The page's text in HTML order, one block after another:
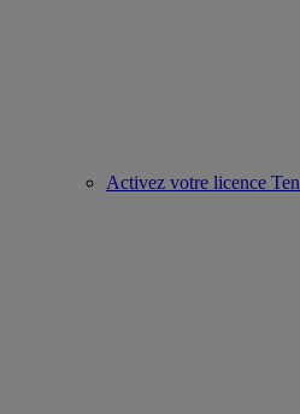
Activez votre licence